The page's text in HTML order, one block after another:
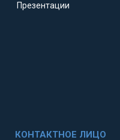
Презентации